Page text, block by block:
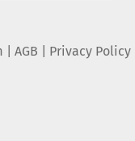
AGB Privacy Policy|